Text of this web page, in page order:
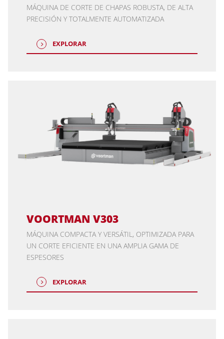
MÁQUINA DE CORTE DE CHAPAS ROBUSTA, DE ALTA
PRECISIÓN Y TOTALMENTE AUTOMATIZADA
EXPLORAR
VOORTMAN V303
MÁQUINA COMPACTA Y VERSÁTIL, OPTIMIZADA PARA
UN CORTE EFICIENTE EN UNA AMPLIA GAMA DE
ESPESORES
EXPLORAR